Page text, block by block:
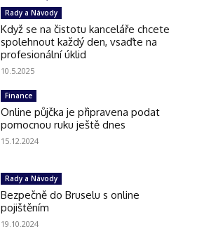
Rady a Návody
Když se na čistotu kanceláře chcete
spolehnout každý den, vsaďte na
profesionální úklid
10.5.2025
Finance
Online půjčka je připravena podat
pomocnou ruku ještě dnes
15.12.2024
Rady a Návody
Bezpečně do Bruselu s online
pojištěním
19.10.2024